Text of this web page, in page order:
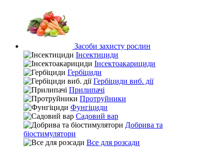
Засоби захисту рослин
Інсектициди
Інсектоакарициди
Гербіциди
Гербіциди виб. дії
Прилипачі
Протруйники
Фунгіциди
Садовий вар
Добрива та
біостимулятори
Все для розсади